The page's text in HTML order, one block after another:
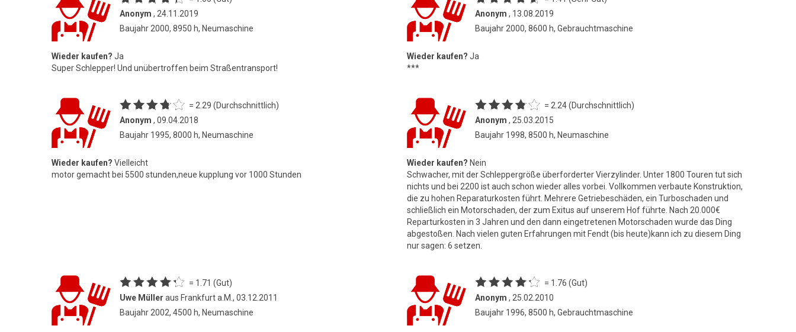
Anonym , 24.11.2019
Baujahr 2000, 8950 h, Neumaschine
Wieder kaufen? Ja
Super Schlepper! Und unübertroffen beim Straßentransport!
Anonym , 13.08.2019
Baujahr 2000, 8600 h, Gebrauchtmaschine
Wieder kaufen? Ja
***
= 2.29 (Durchschnittlich)
Anonym , 09.04.2018
Baujahr 1995, 8000 h, Neumaschine
Wieder kaufen? Vielleicht
motor gemacht bei 5500 stunden,neue kupplung vor 1000 Stunden
= 2.24 (Durchschnittlich)
Anonym , 25.03.2015
Baujahr 1998, 8500 h, Neumaschine
Wieder kaufen? Nein
Schwacher, mit der Schleppergröße überforderter Vierzylinder. Unter 1800 Touren tut sich
nichts und bei 2200 ist auch schon wieder alles vorbei. Vollkommen verbaute Konstruktion,
die zu hohen Reparaturkosten führt. Mehrere Getriebeschäden, ein Turboschaden und
schließlich ein Motorschaden, der zum Exitus auf unserem Hof führte. Nach 20.000€
Reparturkosten in 3 Jahren und den dann eingetretenen Motorschaden wurde das Ding
abgestoßen. Nach vielen guten Erfahrungen mit Fendt (bis heute)kann ich zu diesem Ding
nur sagen: 6 setzen.
= 1.71 (Gut)
Uwe Müller aus Frankfurt a.M., 03.12.2011
Baujahr 2002, 4500 h, Neumaschine
= 1.76 (Gut)
Anonym , 25.02.2010
Baujahr 1996, 8500 h, Gebrauchtmaschine